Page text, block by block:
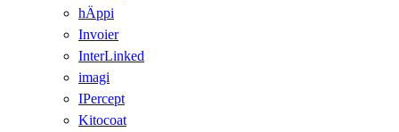
hÄppi
Invoier
InterLinked
imagi
IPercept
Kitocoat